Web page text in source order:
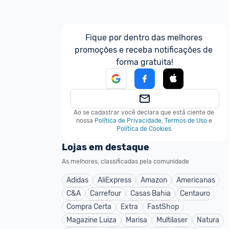
Fique por dentro das melhores
promoções e receba notificações de
forma gratuita!
Ao se cadastrar você declara que está ciente de
nossa Política de Privacidade, Termos de Uso e
Política de Cookies.
Lojas em destaque
As melhores, classificadas pela comunidade
Adidas AliExpress Amazon
Americanas
C&A
Carrefour Casas Bahia
Centauro
Compra Certa
Extra
FastShop
Magazine Luiza
Marisa Multilaser
Natura